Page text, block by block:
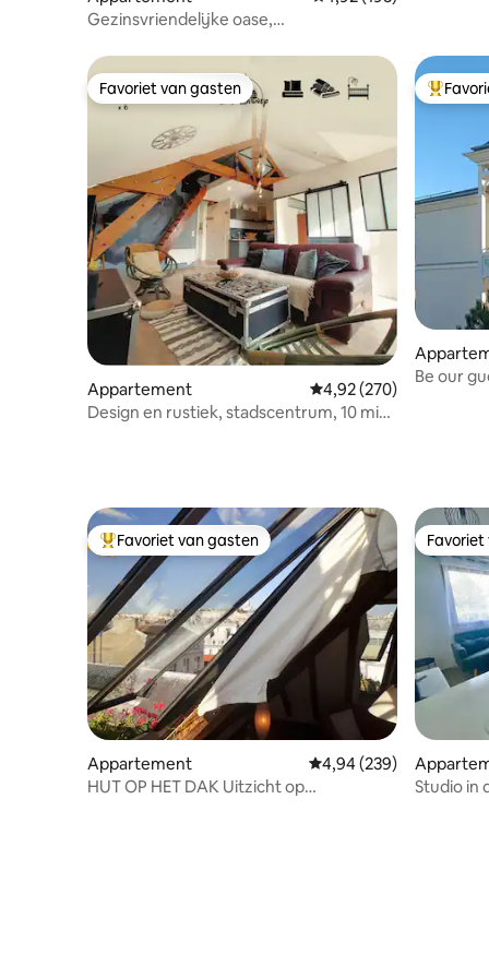
Gezinsvriendelijke oase,
Disney
Favoriet van gasten
Favoriet van gasten
Appartement Gemiddelde
4,92 (270)
Design en rustiek, stadscentrum, 10 min
Be our
Topfavoriet van gasten
Favoriet van gasten
Appartement Gemiddelde
4,94 (239)
HUT OP HET DAK Uitzicht op
Studio in